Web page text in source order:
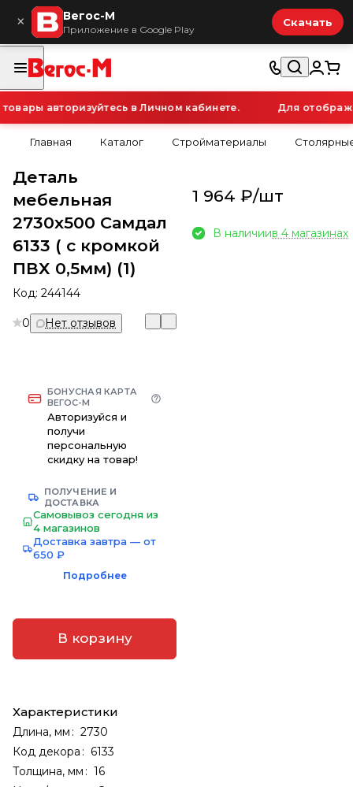
× Вегос-М
Приложение в Google Play
Скачать
авторизуйтесь в Личном кабинете. Для
Главная Каталог Стройматериалы
Деталь
мебельная
2730х500 Самдал
6133 ( с кромкой
ПВХ 0,5мм) (1)
Код: 244144
0 Нет отзывов
БОНУСНАЯ КАРТА
ВЕГОС-М
Авторизуйся и
получи
персональную
скидку на товар!
ПОЛУЧЕНИЕ И
ДОСТАВКА
Самовывоз сегодня из
4 магазинов
Доставка завтра — от
650 ₽
Подробнее
В корзину
Характеристики
Длина, мм : 2730
Код декора : 6133
Толщина, мм : 16
1 964 ₽/шт
В наличиив 4 магазинах